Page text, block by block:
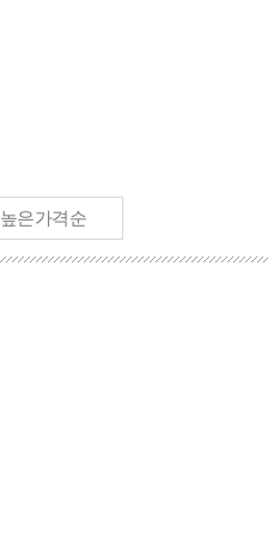
높은가격순